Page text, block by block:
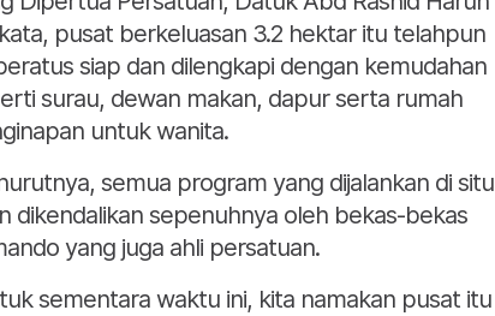
pusat berkeluasan 3.2 hektar itu telahpun
siap dan dilengkapi dengan kemudahan
surau, dewan makan, dapur serta rumah
untuk wanita.
semua program yang dijalankan di situ
dikendalikan sepenuhnya oleh bekas-bekas
yang juga ahli persatuan.
sementara waktu ini, kita namakan pusat itu